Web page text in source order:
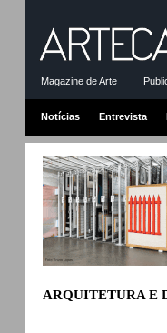
Magazine de Arte
Notícias Entrevista
ARQUITETURA E